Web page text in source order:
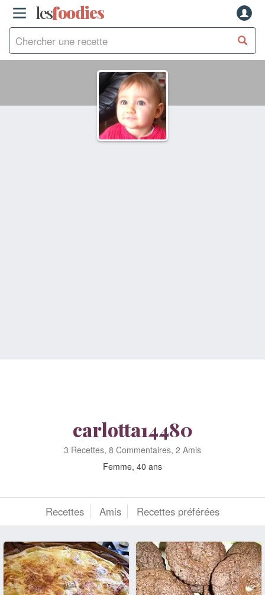
lesfoodies
carlotta14480
3 Recettes, 8 Commentaires, 2 Amis
Femme, 40 ans
Recettes Amis Recettes préférées